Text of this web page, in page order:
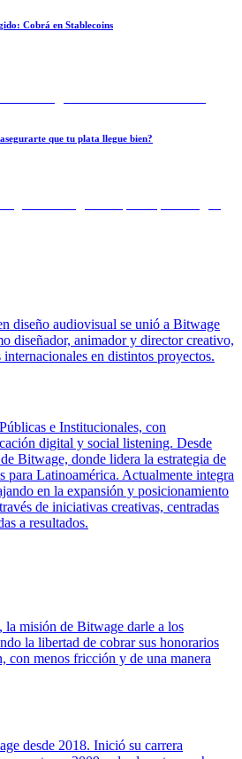
Cobrá en Stablecoins
que tu plata llegue bien?
diseño audiovisual se unió a Bitwage
diseñador, animador y director creativo,
en distintos proyectos.
e Institucionales, con
digital y social listening. Desde
Bitwage, donde lidera la estrategia de
para Latinoamérica. Actualmente integra
en la expansión y posicionamiento
de iniciativas creativas, centradas
a resultados.
misión de Bitwage darle a los
la libertad de cobrar sus honorarios
con menos fricción y de una manera
desde 2018. Inició su carrera